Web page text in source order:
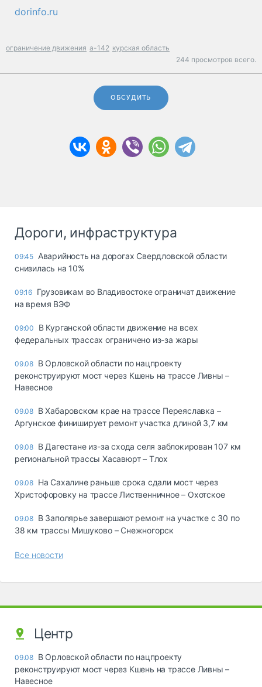
dorinfo.ru
ограничение движения а-142 курская область
244 просмотров всего.
ОБСУДИТЬ
Дороги, инфраструктура
09:45 Аварийность на дорогах Свердловской области
снизилась на 10%
09:16 Грузовикам во Владивостоке ограничат движение
на время ВЭФ
09:00
В Курганской области движение на всех
федеральных трассах ограничено из-за жары
09.08 В Орловской области по нацпроекту
реконструируют мост через Кшень на трассе Ливны –
Навесное
09.08 В Хабаровском крае на трассе Переяславка –
Аргунское финиширует ремонт участка длиной 3,7 км
09.08 В Дагестане из-за схода селя заблокирован 107 км
региональной трассы Хасавюрт – Тлох
09.08 На Сахалине раньше срока сдали мост через
Христофоровку на трассе Лиственничное – Охотское
09.08 В Заполярье завершают ремонт на участке с 30 по
38 км трассы Мишуково – Снежногорск
Все новости
Центр
09.08 В Орловской области по нацпроекту
реконструируют мост через Кшень на трассе Ливны –
Навесное